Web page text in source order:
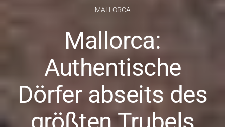
MALLORCA
Mallorca:
Authentische
Dörfer abseits des